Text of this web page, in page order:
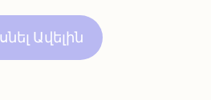
Ավելին